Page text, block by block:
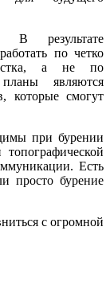
В результате
по четко
а не по
являются
которые смогут
при бурении
Есть
просто бурение
с огромной